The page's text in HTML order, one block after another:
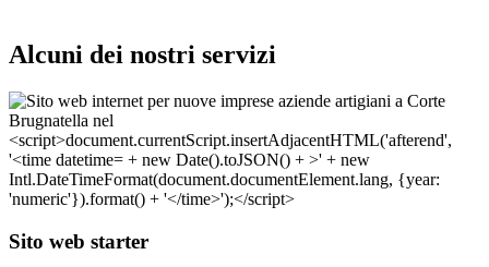
Alcuni dei nostri servizi
Sito web starter